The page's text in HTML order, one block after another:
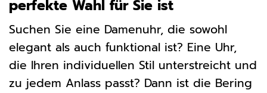
perfekte Wahl für Sie ist
Suchen Sie eine Damenuhr, die sowohl
elegant als auch funktional ist? Eine Uhr,
die Ihren individuellen Stil unterstreicht und
zu jedem Anlass passt? Dann ist die Bering